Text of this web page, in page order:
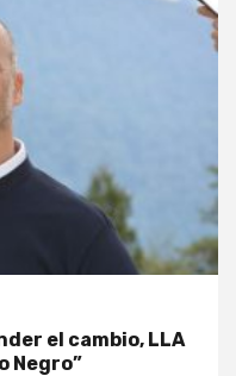
el cambio, LLA
Negro”